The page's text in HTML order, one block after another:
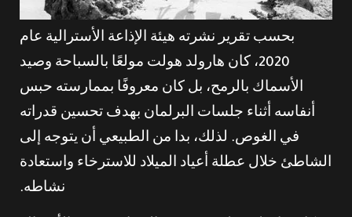
بحسب تقرير نشرته هيئة الإذاعة الأسترالية عام
2020، كان هارولد هولت مولعًا بالسباحة وصيد
الأسماك بالرمح، بل كان معروفًا بممارسته حبس
أنفاسه أثناء جلسات البرلمان بهدف تحسين قدراته
في الغوص. لذلك، بدا من الطبيعي أن يتوجه إلى
الشاطئ خلال عطلة أعياد الميلاد للاسترخاء واستعادة
نشاطه.